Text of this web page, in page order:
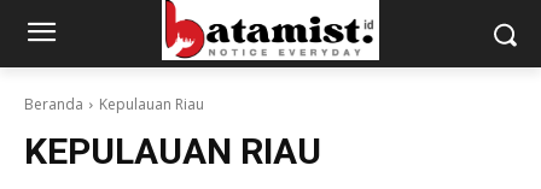
Beranda Kepulauan Riau
KEPULAUAN RIAU